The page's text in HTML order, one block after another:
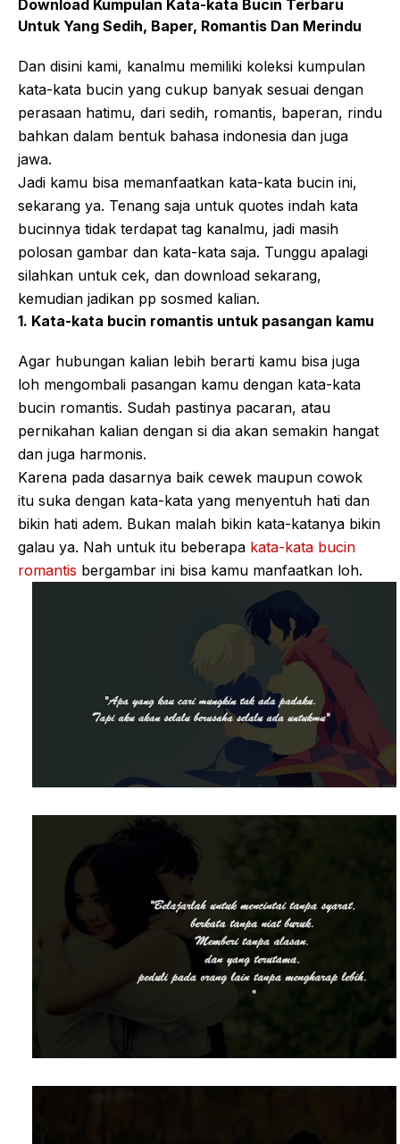
Download Kumpulan Kata-kata Bucin Terbaru
Untuk Yang Sedih, Baper, Romantis Dan Merindu
Dan disini kami, kanalmu memiliki koleksi kumpulan
kata-kata bucin yang cukup banyak sesuai dengan
perasaan hatimu, dari sedih, romantis, baperan, rindu
bahkan dalam bentuk bahasa indonesia dan juga
jawa.
Jadi kamu bisa memanfaatkan kata-kata bucin ini,
sekarang ya. Tenang saja untuk quotes indah kata
bucinnya tidak terdapat tag kanalmu, jadi masih
polosan gambar dan kata-kata saja. Tunggu apalagi
silahkan untuk cek, dan download sekarang,
kemudian jadikan pp sosmed kalian.
1. Kata-kata bucin romantis untuk pasangan kamu
Agar hubungan kalian lebih berarti kamu bisa juga
loh mengombali pasangan kamu dengan kata-kata
bucin romantis. Sudah pastinya pacaran, atau
pernikahan kalian dengan si dia akan semakin hangat
dan juga harmonis.
Karena pada dasarnya baik cewek maupun cowok
itu suka dengan kata-kata yang menyentuh hati dan
bikin hati adem. Bukan malah bikin kata-katanya bikin
galau ya. Nah untuk itu beberapa kata-kata bucin
romantis bergambar ini bisa kamu manfaatkan loh.